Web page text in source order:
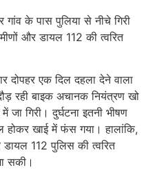
के पास पुलिया से नीचे गिरी
और डायल 112 की त्वरित
दोपहर एक दिल दहला देने वाला
रही बाइक अचानक नियंत्रण खो
जा गिरी। दुर्घटना इतनी भीषण
होकर खाई में फंस गया। हालांकि,
डायल 112 पुलिस की त्वरित
सकी।